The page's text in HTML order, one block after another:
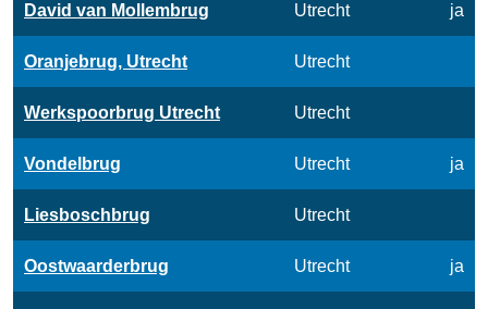
David van Mollembrug Utrecht ja
Oranjebrug, Utrecht Utrecht
Werkspoorbrug Utrecht Utrecht
Vondelbrug Utrecht ja
Liesboschbrug Utrecht
Oostwaarderbrug Utrecht ja